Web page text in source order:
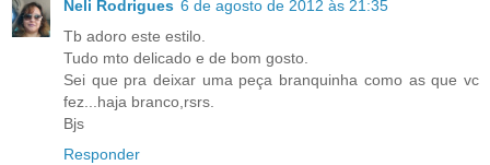
Neli Rodrigues 6 de agosto de 2012 às 21:35
Tb adoro este estilo.
Tudo mto delicado e de bom gosto.
Sei que pra deixar uma peça branquinha como as que vc
fez...haja branco,rsrs.
Bjs
Responder